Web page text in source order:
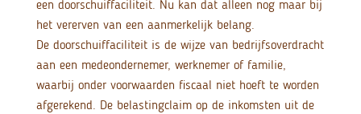
een doorschuiffaciliteit. Nu kan dat alleen nog maar bij
het vererven van een aanmerkelijk belang.
De doorschuiffaciliteit is de wijze van bedrijfsoverdracht
aan een medeondernemer, werknemer of familie,
waarbij onder voorwaarden fiscaal niet hoeft te worden
afgerekend. De belastingclaim op de inkomsten uit de